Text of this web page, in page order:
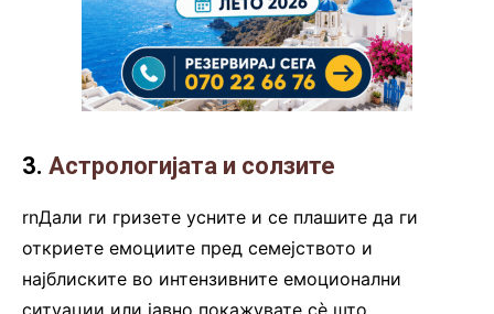
3. Астрологијата и солзите
rnДали ги гризете усните и се плашите да ги
откриете емоциите пред семејството и
најблиските во интензивните емоционални
ситуации или јавно покажувате сè што